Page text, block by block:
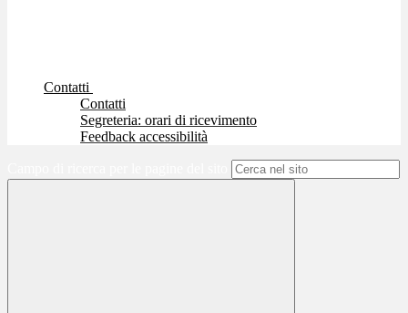
Contatti
Contatti
Segreteria: orari di ricevimento
Feedback accessibilità